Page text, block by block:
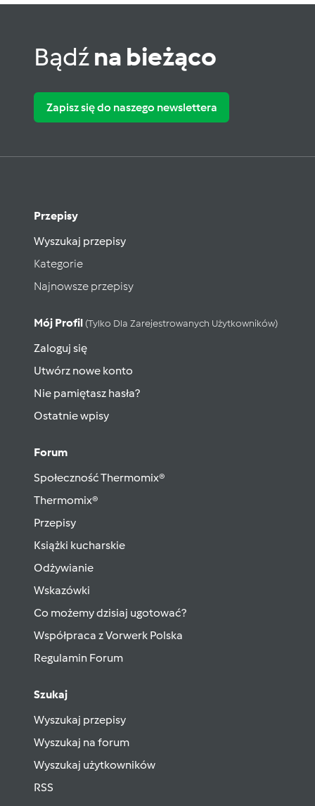
Bądźna bieżąco
Zapisz się do naszego newslettera
Przepisy
Wyszukaj przepisy
Kategorie
Najnowsze przepisy
Mój Profil (tylko Dla Zarejestrowanych Użytkowników)
Zaloguj się
Utwórz nowe konto
Nie pamiętasz hasła?
Ostatnie wpisy
Forum
Społeczność Thermomix®
Thermomix®
Przepisy
Książki kucharskie
Odżywianie
Wskazówki
Co możemy dzisiaj ugotować?
Współpraca z Vorwerk Polska
Regulamin Forum
Szukaj
Wyszukaj przepisy
Wyszukaj na forum
Wyszukaj użytkowników
RSS